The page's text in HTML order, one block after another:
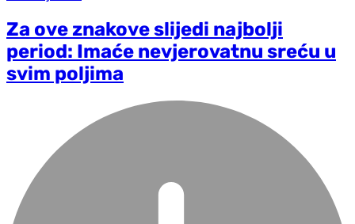
Za ove znakove slijedi najbolji
period: Imaće nevjerovatnu sreću u
svim poljima